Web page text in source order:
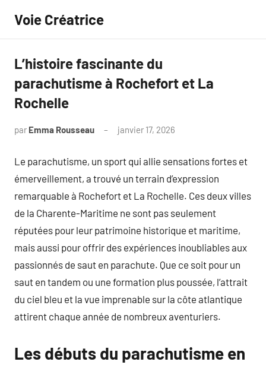
contenu
Voie Créatrice
L’histoire fascinante du
parachutisme à Rochefort et La
Rochelle
par Emma Rousseau janvier 17, 2026
Le parachutisme, un sport qui allie sensations fortes et
émerveillement, a trouvé un terrain d’expression
remarquable à Rochefort et La Rochelle. Ces deux villes
de la Charente-Maritime ne sont pas seulement
réputées pour leur patrimoine historique et maritime,
mais aussi pour offrir des expériences inoubliables aux
passionnés de saut en parachute. Que ce soit pour un
saut en tandem ou une formation plus poussée, l’attrait
du ciel bleu et la vue imprenable sur la côte atlantique
attirent chaque année de nombreux aventuriers.
Les débuts du parachutisme en